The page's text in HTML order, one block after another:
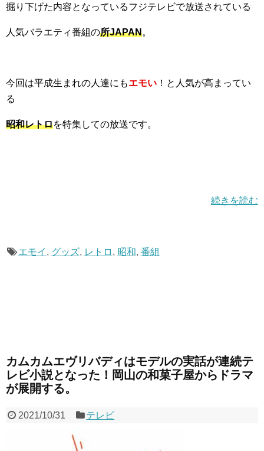
掘り下げた内容となっているフジテレビで放送されている
人気バラエティ番組の所JAPAN。
今回は平成生まれの人達にもエモい ！と人気が高まってい
る
昭和レトロを特集しての放送です。
続きを読む
エモイ , グッズ, レトロ , 昭和, 番組
カムカムエヴリバディはモデルの実話が連続テ
レビ小説となった！岡山の和菓子屋からドラマ
が展開する。
2021/10/31 テレビ